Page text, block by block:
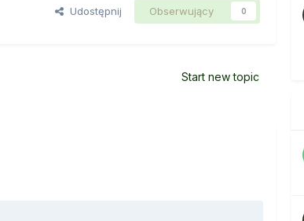
Udostępnij Obserwujący 0
Start new topic